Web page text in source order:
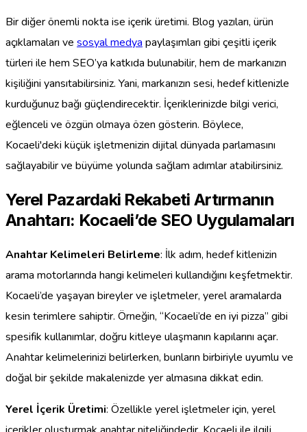
Bir diğer önemli nokta ise içerik üretimi. Blog yazıları, ürün
açıklamaları ve sosyal medya paylaşımları gibi çeşitli içerik
türleri ile hem SEO’ya katkıda bulunabilir, hem de markanızın
kişiliğini yansıtabilirsiniz. Yani, markanızın sesi, hedef kitlenizle
kurduğunuz bağı güçlendirecektir. İçeriklerinizde bilgi verici,
eğlenceli ve özgün olmaya özen gösterin. Böylece,
Kocaeli'deki küçük işletmenizin dijital dünyada parlamasını
sağlayabilir ve büyüme yolunda sağlam adımlar atabilirsiniz.
Yerel Pazardaki Rekabeti Artırmanın
Anahtarı: Kocaeli’de SEO Uygulamaları
Anahtar Kelimeleri Belirleme: İlk adım, hedef kitlenizin
arama motorlarında hangi kelimeleri kullandığını keşfetmektir.
Kocaeli’de yaşayan bireyler ve işletmeler, yerel aramalarda
kesin terimlere sahiptir. Örneğin, “Kocaeli’de en iyi pizza” gibi
spesifik kullanımlar, doğru kitleye ulaşmanın kapılarını açar.
Anahtar kelimelerinizi belirlerken, bunların birbiriyle uyumlu ve
doğal bir şekilde makalenizde yer almasına dikkat edin.
Yerel İçerik Üretimi: Özellikle yerel işletmeler için, yerel